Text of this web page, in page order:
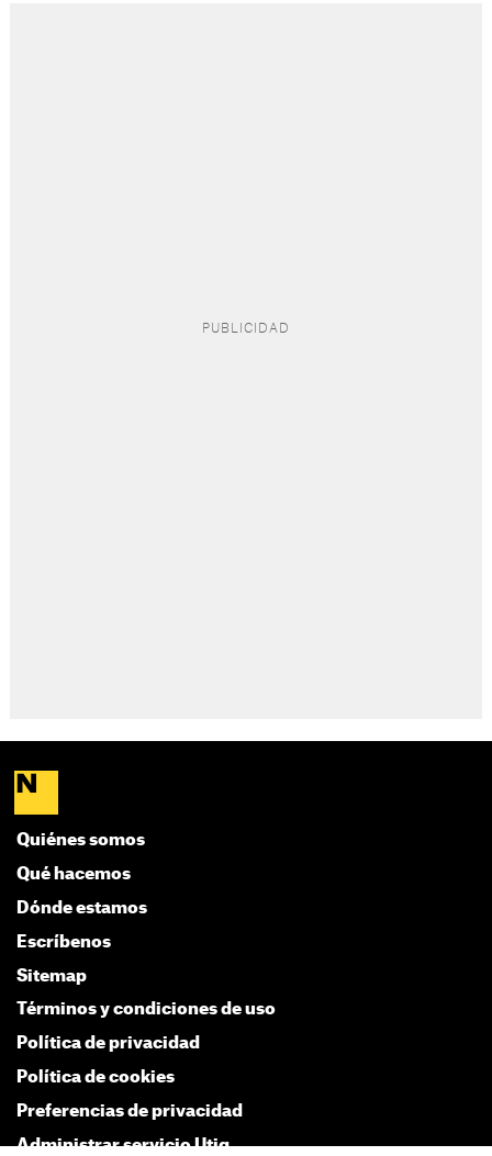
Quiénes somos
Qué hacemos
Dónde estamos
Escríbenos
Sitemap
Términos y condiciones de uso
Política de privacidad
Política de cookies
Preferencias de privacidad
Administrar servicio Utiq